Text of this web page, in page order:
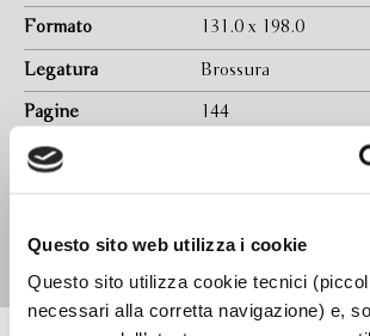
Questo sito web utilizza i cookie
Questo sito utilizza cookie tecnici
necessari alla corretta navigazione) e,
cemento e ferro, pressoché identici: privi
curve. Ora la gente in quegli edifici tristi e
vuole più abitare, ma le soluzioni proposte
postmoderna si limitano a riflettere e
del passato.
''Nuovi scatoloni di cristallo rivestiti di
facendole sembrare curve.''
Formato 131.0 x 198.0
Legatura Brossura
Pagine 144
In libreria da
Traduttore Pier Francesco Paolini